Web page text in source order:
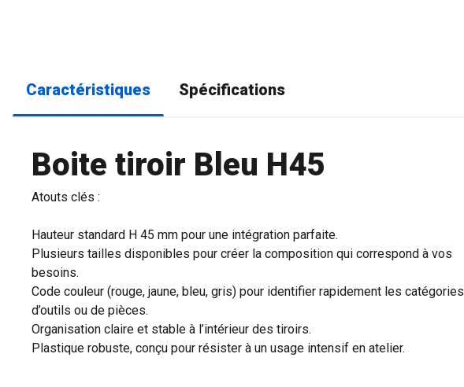
Caractéristiques Spécifications
Boite tiroir Bleu H45
Atouts clés :
Hauteur standard H 45 mm pour une intégration parfaite.
Plusieurs tailles disponibles pour créer la composition qui correspond à vos
besoins.
Code couleur (rouge, jaune, bleu, gris) pour identifier rapidement les catégories
d’outils ou de pièces.
Organisation claire et stable à l’intérieur des tiroirs.
Plastique robuste, conçu pour résister à un usage intensif en atelier.